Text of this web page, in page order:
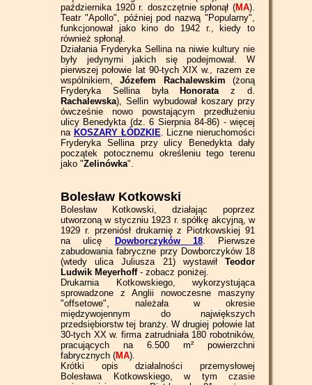
października 1920 r. doszczętnie spłonął (MA).
Teatr "Apollo", później pod nazwą "Popularny",
funkcjonował jako kino do 1942 r., kiedy to
również spłonął.
Działania Fryderyka Sellina na niwie kultury nie
były jedynymi jakich się podejmował. W
pierwszej połowie lat 90-tych XIX w., razem ze
wspólnikiem,Józefem Rachalewskim (żoną
Fryderyka Sellina była
Honorataz d.
Rachalewska), Sellin wybudował koszary przy
ówcześnie nowo powstającym przedłużeniu
ulicy Benedykta (dz. 6 Sierpnia 84-86) - więcej
na KOSZARY ŁÓDZKIE. Liczne nieruchomości
Fryderyka Sellina przy ulicy Benedykta dały
początek potocznemu określeniu tego terenu
jako "Zelinówka".
Bolesław Kotkowski
Bolesław Kotkowski, działając poprzez
utworzoną w styczniu 1923 r. spółkę akcyjną, w
1929 r. przeniósł drukarnię z Piotrkowskiej 91
na ulicę
Dowborczyków 18. Pierwsze
zabudowania fabryczne przy Dowborczyków 18
(wtedy ulica Juliusza 21) wystawił Teodor
Ludwik Meyerhoff- zobacz poniżej.
Drukarnia Kotkowskiego, wykorzystująca
sprowadzone z Anglii nowoczesne maszyny
"offsetowe", należała w okresie
międzywojennym do największych
przedsiębiorstw tej branży. W drugiej połowie lat
30-tych XX w. firma zatrudniała 180 robotników,
pracujących na 6.500 m² powierzchni
fabrycznych (MA).
Krótki opis działalności przemysłowej
Bolesława Kotkowskiego, w tym czasie